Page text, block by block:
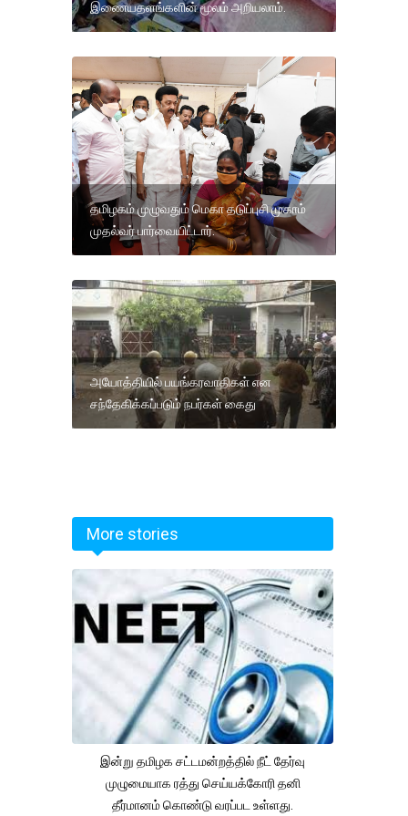
இணையதளங்களின் மூலம் அறியலாம்.
தமிழகம் முழுவதும் மெகா தடுப்புசி முகாம்
முதல்வர் பார்வையிட்டார்.
அயோத்தியில் பயங்கரவாதிகள் என
சந்தேகிக்கப்படும் நபர்கள் கைது
More stories
இன்று தமிழக சட்டமன்றத்தில் நீட் தேர்வு
முழுமையாக ரத்து செய்யக்கோரி தனி
தீர்மானம் கொண்டு வரப்பட உள்ளது.